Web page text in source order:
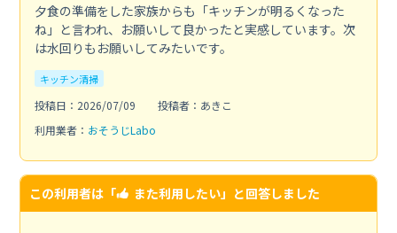
夕食の準備をした家族からも「キッチンが明るくなった
ね」と言われ、お願いして良かったと実感しています。次
は水回りもお願いしてみたいです。
キッチン清掃
投稿日：2026/07/09
投稿者：あきこ
利用業者： おそうじLabo
この利用者は「 また利用したい」と回答しました